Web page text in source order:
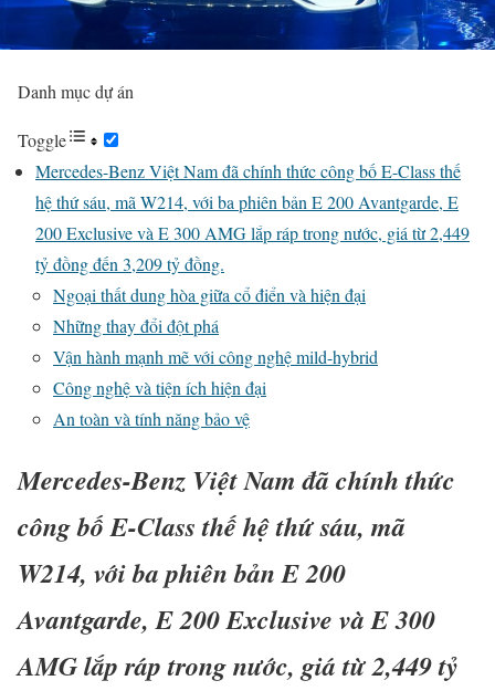
Danh mục dự án
Toggle
Mercedes-Benz Việt Nam đã chính thức công bố E-Class thế
hệ thứ sáu, mã W214, với ba phiên bản E 200 Avantgarde, E
200 Exclusive và E 300 AMG lắp ráp trong nước, giá từ 2,449
tỷ đồng đến 3,209 tỷ đồng.
Ngoại thất dung hòa giữa cổ điển và hiện đại
Những thay đổi đột phá
Vận hành mạnh mẽ với công nghệ mild-hybrid
Công nghệ và tiện ích hiện đại
An toàn và tính năng bảo vệ
Mercedes-Benz Việt Nam đã chính thức
công bố E-Class thế hệ thứ sáu, mã
W214, với ba phiên bản E 200
Avantgarde, E 200 Exclusive và E 300
AMG lắp ráp trong nước, giá từ 2,449 tỷ